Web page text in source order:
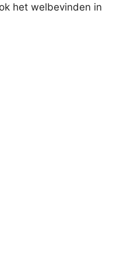
het welbevinden in